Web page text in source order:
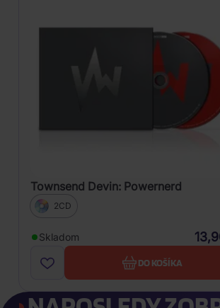
Townsend Devin: Powernerd
2CD
Skladom
DO KOŠÍKA